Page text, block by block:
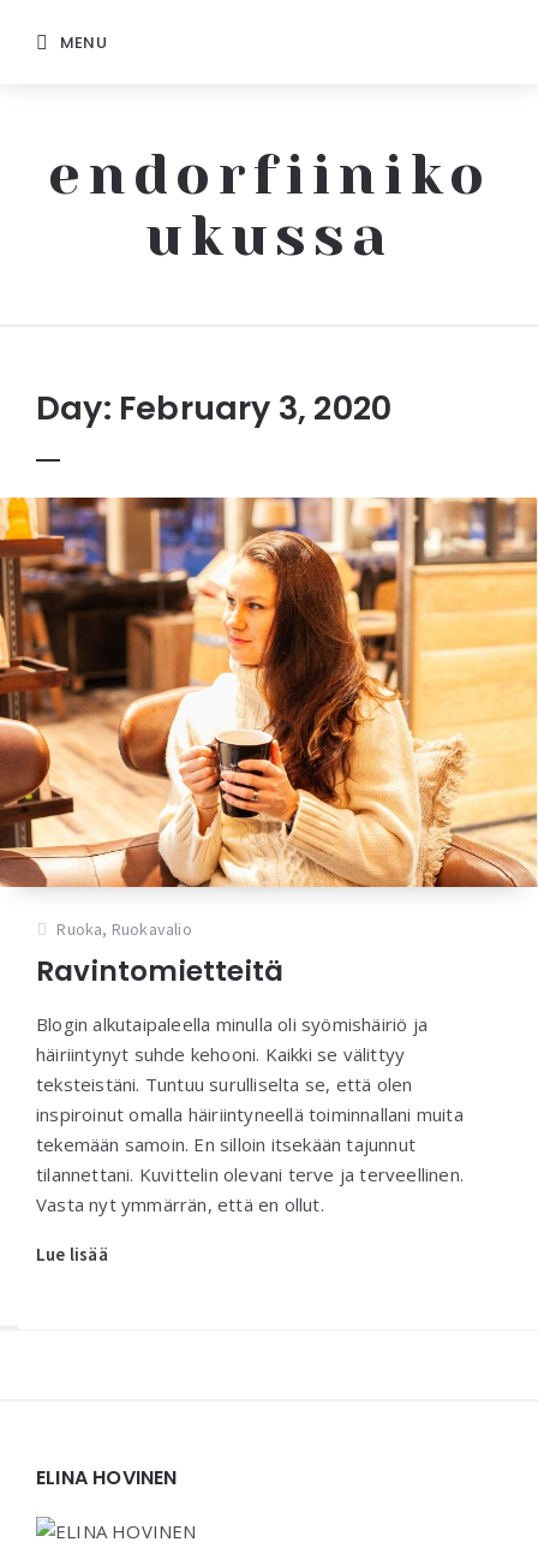
MENU
endorfiiniko
ukussa
Day: February 3, 2020
Ruoka, Ruokavalio
Ravintomietteitä
Blogin alkutaipaleella minulla oli syömishäiriö ja
häiriintynyt suhde kehooni. Kaikki se välittyy
teksteistäni. Tuntuu surulliselta se, että olen
inspiroinut omalla häiriintyneellä toiminnallani muita
tekemään samoin. En silloin itsekään tajunnut
tilannettani. Kuvittelin olevani terve ja terveellinen.
Vasta nyt ymmärrän, että en ollut.
Lue lisää
ELINA HOVINEN